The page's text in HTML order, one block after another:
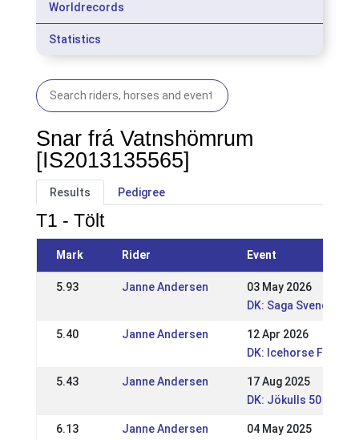
Worldrecords
Statistics
Snar frá Vatnshömrum
[IS2013135565]
Results Pedigree
T1 - Tölt
Mark Rider Event
5.93 Janne Andersen
03 May 2026
DK: Saga Svendborg
5.40 Janne Andersen
12 Apr 2026
DK: Icehorse Festival
5.43 Janne Andersen
17 Aug 2025
DK: Jökulls 50 års
6.13 Janne Andersen
04 May 2025